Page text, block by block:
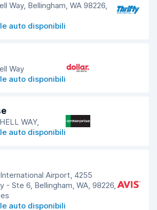
Way, Bellingham, WA 98226,
auto disponibili
Way
auto disponibili
WAY,
auto disponibili
Airport, 4255
- Ste 6, Bellingham, WA, 98226,
auto disponibili